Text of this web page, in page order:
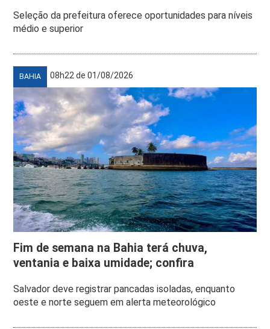
Seleção da prefeitura oferece oportunidades para níveis
médio e superior
BAHIA 08h22 de 01/08/2026
Fim de semana na Bahia terá chuva,
ventania e baixa umidade; confira
Salvador deve registrar pancadas isoladas, enquanto
oeste e norte seguem em alerta meteorológico